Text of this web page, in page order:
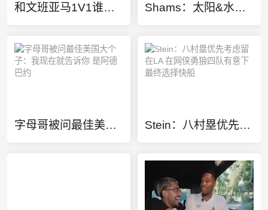
和文班亚马1V1谁赢？字母哥：当然是我 毫无悬念 Shams：太阳&水星CEO巴特尔斯坦即将敲定一份新的续约合同
字母哥被问最佳美国大个子：我现在就告诉你 是阿德巴约 Stein：八村塁优先考虑留在LA 在网侠勇狼四队有意下最终选择快船